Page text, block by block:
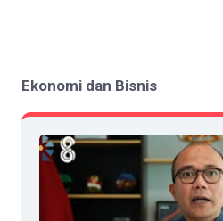
Ekonomi dan Bisnis